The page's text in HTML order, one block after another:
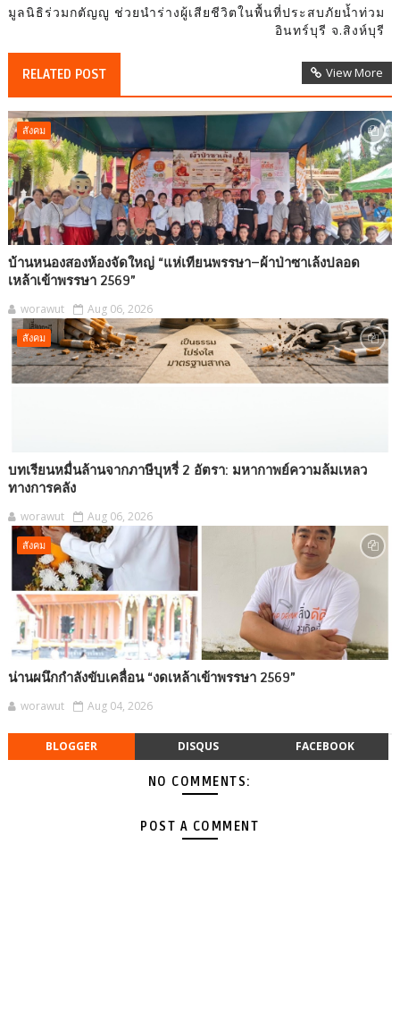
มูลนิธิร่วมกตัญญู ช่วยนำร่างผู้เสียชีวิตในพื้นที่ประสบภัยน้ำท่วม
อินทร์บุรี จ.สิงห์บุรี
RELATED POST View More
สังคม
บ้านหนองสองห้องจัดใหญ่ “แห่เทียนพรรษา–ผ้าป่าซาเล้งปลอด
เหล้าเข้าพรรษา 2569”
worawut Aug 06, 2026
สังคม
บทเรียนหมื่นล้านจากภาษีบุหรี่ 2 อัตรา: มหากาพย์ความล้มเหลว
ทางการคลัง
worawut Aug 06, 2026
สังคม
น่านผนึกกำลังขับเคลื่อน “งดเหล้าเข้าพรรษา 2569”
worawut Aug 04, 2026
BLOGGER DISQUS FACEBOOK
NO COMMENTS:
POST A COMMENT